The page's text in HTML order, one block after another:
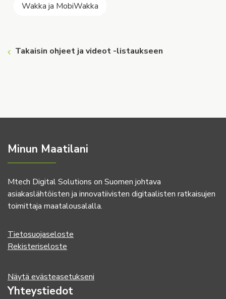
Wakka ja MobiWakka
Takaisin ohjeet ja videot -listaukseen
Minun Maatilani
Mtech Digital Solutions on Suomen johtava
asiakaslähtöisten ja innovatiivisten digitaalisten ratkaisujen
toimittaja maatalousalalla.
Tietosuojaseloste
Rekisteriseloste
Näytä evästeasetukseni
Yhteystiedot